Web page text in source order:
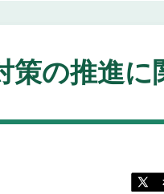
策の推進